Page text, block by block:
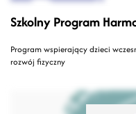
Szkolny Program
Program wspierający dzieci
rozwój fizyczny